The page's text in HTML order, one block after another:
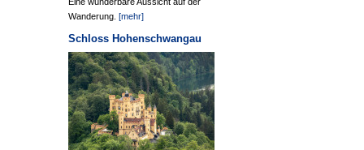
Wanderung. [mehr]
Schloss Hohenschwangau